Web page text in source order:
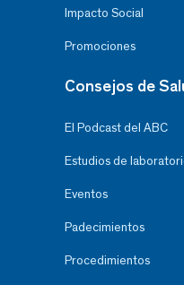
Impacto Social
Promociones
Consejos de
El Podcast del ABC
Estudios de
Eventos
Padecimientos
Procedimientos